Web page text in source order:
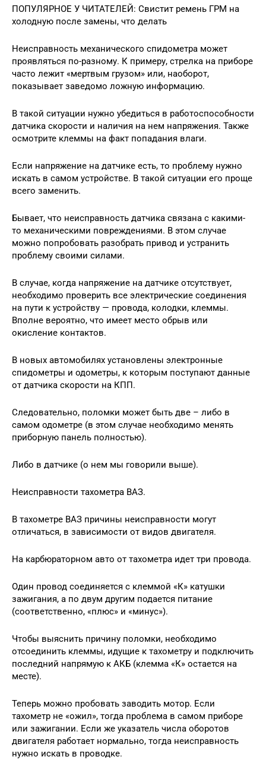
ПОПУЛЯРНОЕ У ЧИТАТЕЛЕЙ: Свистит ремень ГРМ на
холодную после замены, что делать
Неисправность механического спидометра может
проявляться по-разному. К примеру, стрелка на приборе
часто лежит «мертвым грузом» или, наоборот,
показывает заведомо ложную информацию.
В такой ситуации нужно убедиться в работоспособности
датчика скорости и наличия на нем напряжения. Также
осмотрите клеммы на факт попадания влаги.
Если напряжение на датчике есть, то проблему нужно
искать в самом устройстве. В такой ситуации его проще
всего заменить.
Бывает, что неисправность датчика связана с какими-
то механическими повреждениями. В этом случае
можно попробовать разобрать привод и устранить
проблему своими силами.
В случае, когда напряжение на датчике отсутствует,
необходимо проверить все электрические соединения
на пути к устройству — провода, колодки, клеммы.
Вполне вероятно, что имеет место обрыв или
окисление контактов.
В новых автомобилях установлены электронные
спидометры и одометры, к которым поступают данные
от датчика скорости на КПП.
Следовательно, поломки может быть две – либо в
самом одометре (в этом случае необходимо менять
приборную панель полностью).
Либо в датчике (о нем мы говорили выше).
Неисправности тахометра ВАЗ.
В тахометре ВАЗ причины неисправности могут
отличаться, в зависимости от видов двигателя.
На карбюраторном авто от тахометра идет три провода.
Один провод соединяется с клеммой «К» катушки
зажигания, а по двум другим подается питание
(соответственно, «плюс» и «минус»).
Чтобы выяснить причину поломки, необходимо
отсоединить клеммы, идущие к тахометру и подключить
последний напрямую к АКБ (клемма «К» остается на
месте).
Теперь можно пробовать заводить мотор. Если
тахометр не «ожил», тогда проблема в самом приборе
или зажигании. Если же указатель числа оборотов
двигателя работает нормально, тогда неисправность
нужно искать в проводке.